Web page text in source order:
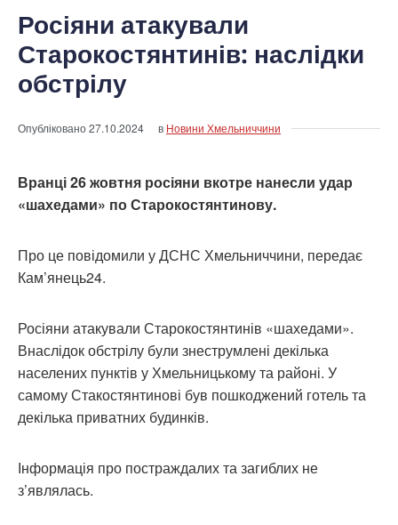
Росіяни атакували
Старокостянтинів: наслідки
обстрілу
Опубліковано27.10.2024 в Новини Хмельниччини
Вранці 26 жовтня росіяни вкотре нанесли удар
«шахедами» по Старокостянтинову.
Про це повідомили у ДСНС Хмельниччини, передає
Кам’янець24.
Росіяни атакували Старокостянтинів «шахедами».
Внаслідок обстрілу були знеструмлені декілька
населених пунктів у Хмельницькому та районі. У
самому Стакостянтинові був пошкоджений готель та
декілька приватних будинків.
Інформація про постраждалих та загиблих не
з’являлась.